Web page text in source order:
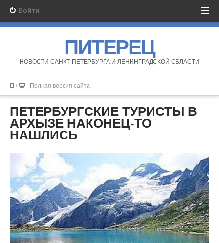
Войти
ПИТЕРЕЦ
НОВОСТИ САНКТ-ПЕТЕРБУРГА И ЛЕНИНГРАДСКОЙ ОБЛАСТИ
Полная версия сайта
ПЕТЕРБУРГСКИЕ ТУРИСТЫ В
АРХЫЗЕ НАКОНЕЦ-ТО
НАШЛИСЬ